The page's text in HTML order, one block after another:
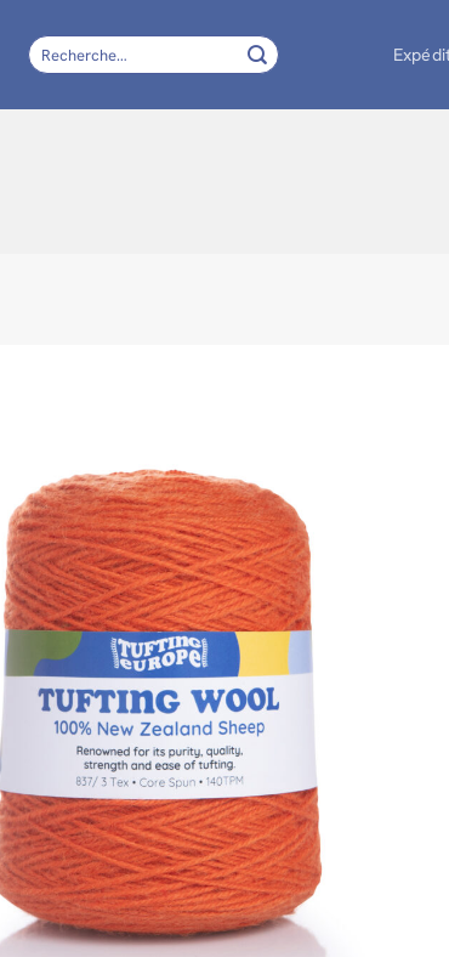
Recherche
pour :